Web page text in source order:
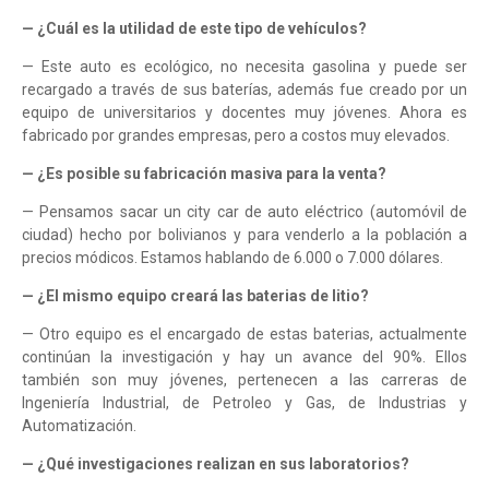
— ¿Cuál es la utilidad de este tipo de vehículos?
— Este auto es ecológico, no necesita gasolina y puede ser
recargado a través de sus baterías, además fue creado por un
equipo de universitarios y docentes muy jóvenes. Ahora es
fabricado por grandes empresas, pero a costos muy elevados.
— ¿Es posible su fabricación masiva para la venta?
— Pensamos sacar un city car de auto eléctrico (automóvil de
ciudad) hecho por bolivianos y para venderlo a la población a
precios módicos. Estamos hablando de 6.000 o 7.000 dólares.
— ¿El mismo equipo creará las baterias de litio?
— Otro equipo es el encargado de estas baterias, actualmente
continúan la investigación y hay un avance del 90%. Ellos
también son muy jóvenes, pertenecen a las carreras de
Ingeniería Industrial, de Petroleo y Gas, de Industrias y
Automatización.
— ¿Qué investigaciones realizan en sus laboratorios?